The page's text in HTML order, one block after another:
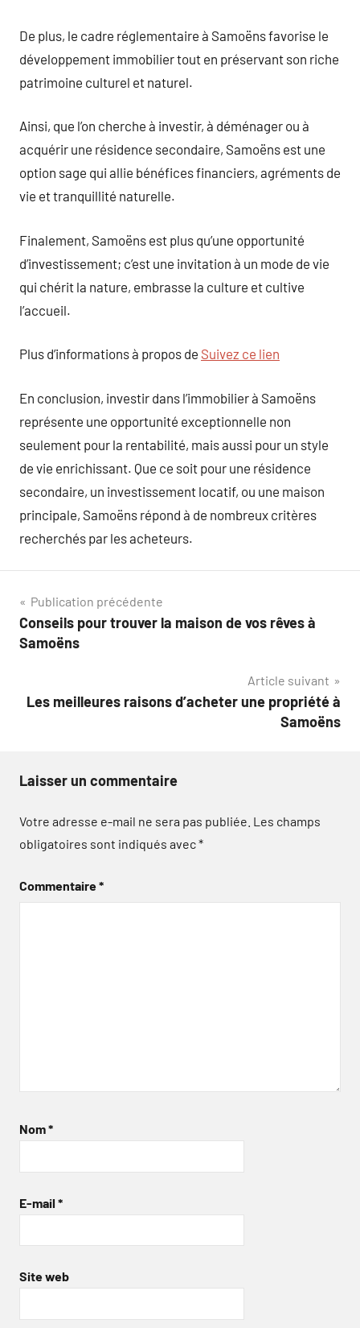
De plus, le cadre réglementaire à Samoëns favorise le
développement immobilier tout en préservant son riche
patrimoine culturel et naturel.
Ainsi, que l’on cherche à investir, à déménager ou à
acquérir une résidence secondaire, Samoëns est une
option sage qui allie bénéfices financiers, agréments de
vie et tranquillité naturelle.
Finalement, Samoëns est plus qu’une opportunité
d’investissement; c’est une invitation à un mode de vie
qui chérit la nature, embrasse la culture et cultive
l’accueil.
Plus d’informations à propos de Suivez ce lien
En conclusion, investir dans l’immobilier à Samoëns
représente une opportunité exceptionnelle non
seulement pour la rentabilité, mais aussi pour un style
de vie enrichissant. Que ce soit pour une résidence
secondaire, un investissement locatif, ou une maison
principale, Samoëns répond à de nombreux critères
recherchés par les acheteurs.
Navigation
de
Publication précédente
Conseils pour trouver la maison de vos rêves à
Samoëns
Article suivant
Les meilleures raisons d’acheter une propriété à
Samoëns
Laisser un commentaire
Votre adresse e-mail ne sera pas publiée. Les champs
obligatoires sont indiqués avec*
Commentaire*
Nom*
E-mail *
Site web